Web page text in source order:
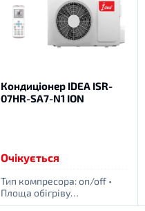
Кондиціонер IDEA ISR-
07HR-SA7-N1 ION
Очікується
Тип компресора: on/off •
Площа обігріву
приміщення, м. кв: 20•